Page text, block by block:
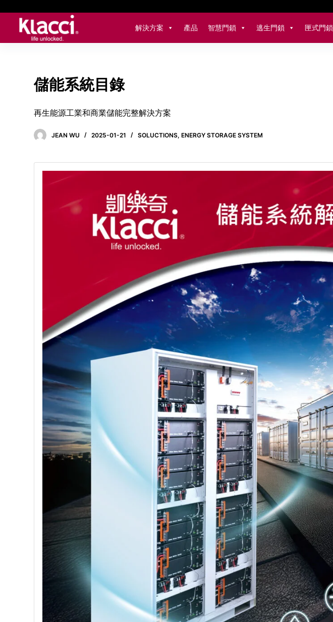
跳
解決方案 產品 智慧門鎖 逃生門鎖 匣式門鎖
儲能系統目錄
再生能源工業和商業儲能完整解決方案
JEAN WU 2025-01-21 SOLUCTIONS,ENERGY STORAGE SYSTEM